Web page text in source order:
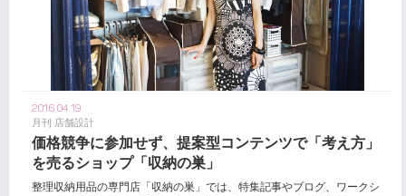
2016.04.19
月刊 店舗設計
価格競争に参加せず、提案型コンテンツで「考え方」
を売るショップ「収納の巣」
整理収納用品の専門店「収納の巣」では、特集記事やブログ、ワークシ